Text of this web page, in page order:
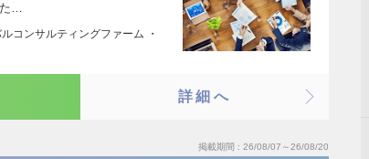
た…
コンサルティングファーム ・
詳細へ
掲載期間 26/08/07～26/08/20